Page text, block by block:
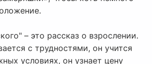
– это рассказ о взрослении.
с трудностями, он учится
условиях, он узнает цену